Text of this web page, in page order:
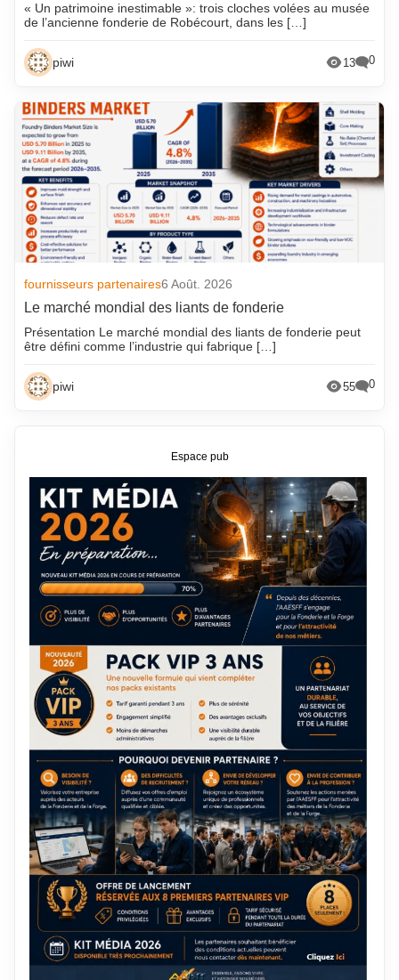
« Un patrimoine inestimable »: trois cloches volées au musée
de l’ancienne fonderie de Robécourt, dans les […]
piwi 13 0
fournisseurs partenaires6 Août. 2026
Le marché mondial des liants de fonderie
Présentation Le marché mondial des liants de fonderie peut
être défini comme l’industrie qui fabrique […]
piwi 55 0
Espace pub